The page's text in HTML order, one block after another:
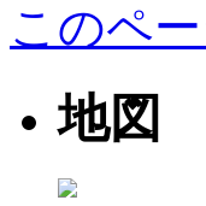
このペ
地図